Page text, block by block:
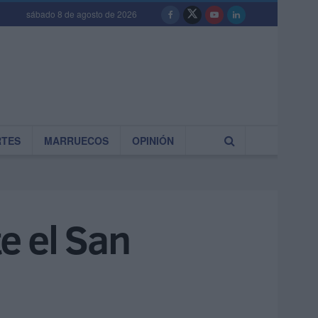
sábado 8 de agosto de 2026
MARRUECOS OPINIÓN
el San